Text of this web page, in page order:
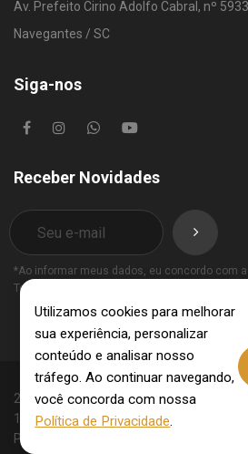
Av. Prefeito Cirino Adolfo Cabral, nº
Navegantes / SC
Siga-nos
Receber Novidades
*Ao informar meus dados, eu concordo com a
Termos de Uso
2025 © Invest Imobiliária - CRECI: 10062-J
15.831.309/0001-09. Todos os direitos
Política de Privacidade
Utilizamos cookies para melhorar
sua experiência, personalizar
conteúdo e analisar nosso
tráfego. Ao continuar navegando,
você concorda com nossa
Política de Privacidade.